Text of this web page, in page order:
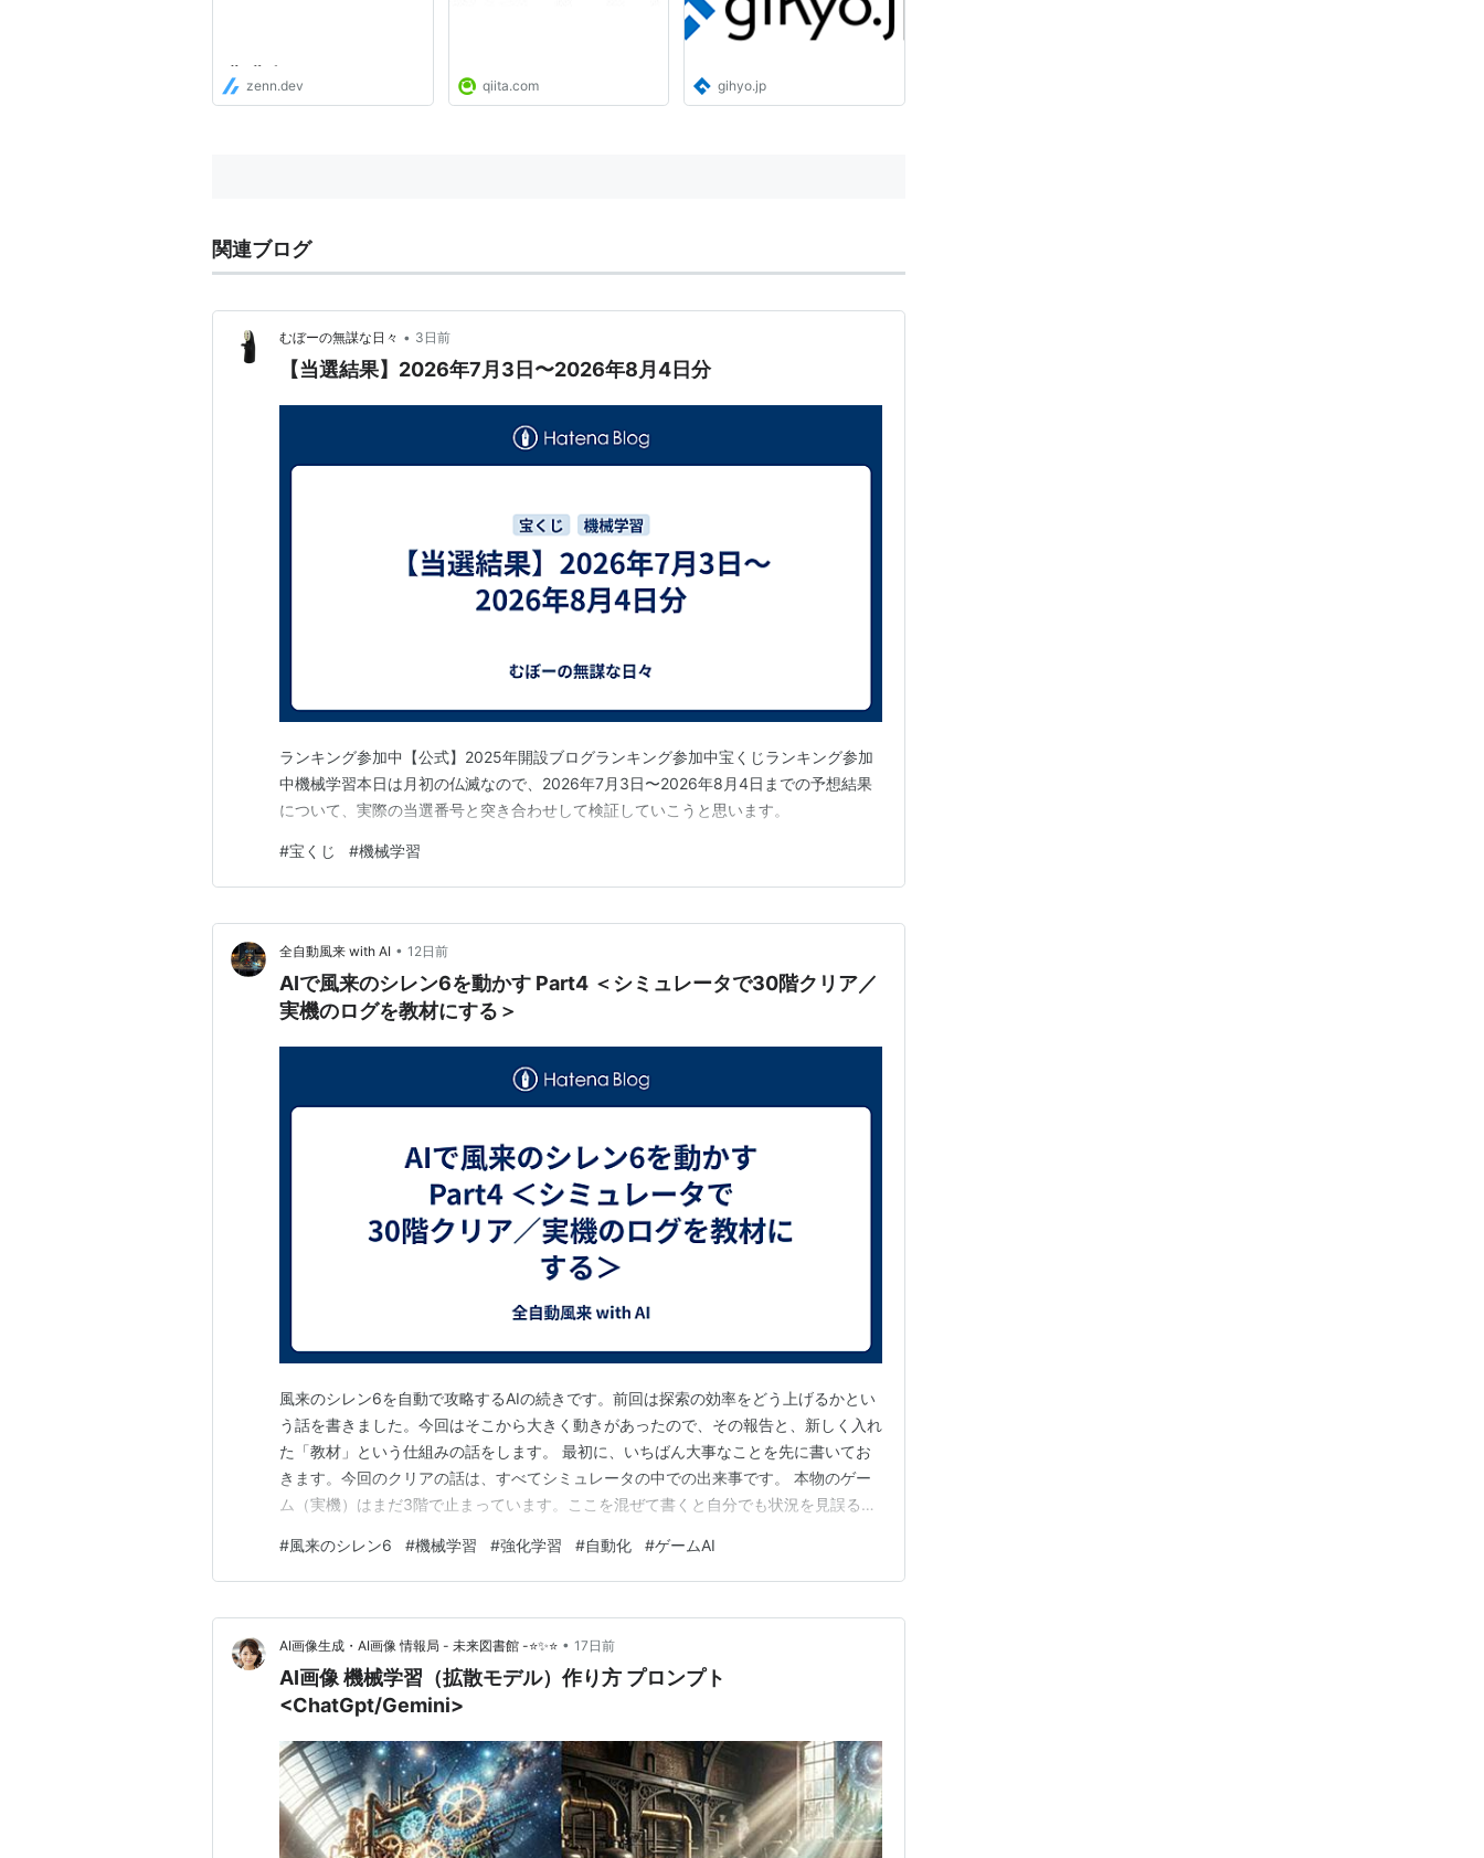
zenn.dev qiita.com gihyo.jp
関連ブログ
むぼーの無謀な日々 • 3日前
【当選結果】2026年7月3日〜2026年8月4日分
ランキング参加中【公式】2025年開設ブログランキング参加中宝くじランキング参加
中機械学習本日は月初の仏滅なので、2026年7月3日〜2026年8月4日までの予想結果
について、実際の当選番号と突き合わせして検証していこうと思います。
#宝くじ #機械学習
全自動風来 with AI • 12日前
AIで風来のシレン6を動かす Part4 ＜シミュレータで30階クリア／
実機のログを教材にする＞
風来のシレン6を自動で攻略するAIの続きです。前回は探索の効率をどう上げるかとい
う話を書きました。今回はそこから大きく動きがあったので、その報告と、新しく入れ
た「教材」という仕組みの話をします。 最初に、いちばん大事なことを先に書いてお
きます。今回のクリアの話は、すべてシミュレータの中での出来事です。 本物のゲー
ム（実機）はまだ3階で止まっています。ここを混ぜて書くと自分でも状況を見誤るの
した（＝これはsimの中の話） 2. 実機はまだ3階です（32分の録画） 3. ★新ネタ①：
実機で死んだ盤面を、そのままシミ…
#風来のシレン6 #機械学習 #強化学習 #自動化 #ゲームAI
AI画像生成・AI画像 情報局 - 未来図書館 -⭐✨⭐ • 17日前
AI画像 機械学習（拡散モデル）作り方 プロンプト
<ChatGpt/Gemini>